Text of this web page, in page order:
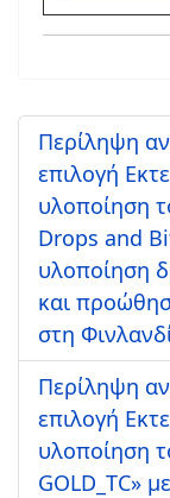
Περίληψη
επιλογή
υλοποίηση
Drops and
υλοποίηση
και
στη
Περίληψη
επιλογή
υλοποίηση
GOLD_TC»